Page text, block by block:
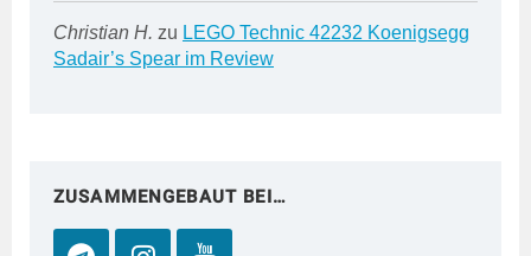
Christian H. zu LEGO Technic 42232 Koenigsegg
Sadair’s Spear im Review
ZUSAMMENGEBAUT BEI…